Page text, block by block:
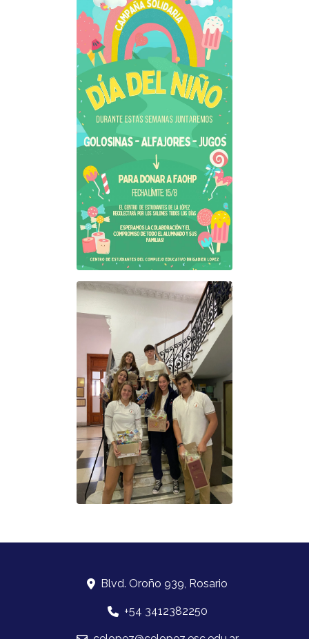
Blvd. Oroño 939, Rosario
+54 3412382250